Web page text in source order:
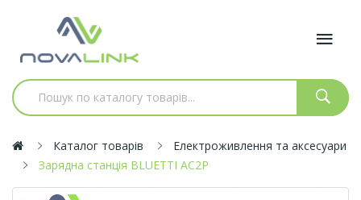
Каталог товарів
Електроживлення та аксесуари
Зарядна станція BLUETTI AC2P